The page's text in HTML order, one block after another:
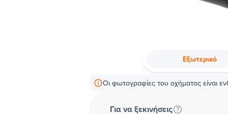
Εξωτερικό
Οι φωτογραφίες του οχήματος είναι
Για να ξεκινήσεις